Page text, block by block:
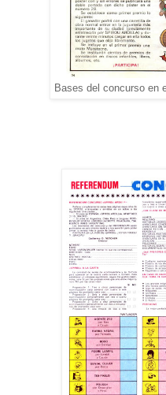
Bases del concurso en